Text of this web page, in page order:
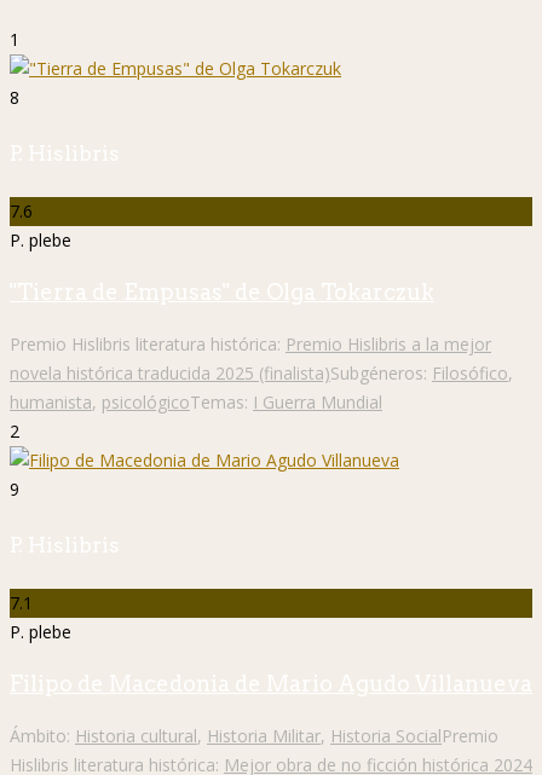
1
8
P. Hislibris
7.6
P. plebe
"Tierra de Empusas" de Olga Tokarczuk
Premio Hislibris literatura histórica: Premio Hislibris a la mejor
novela histórica traducida 2025 (finalista)Subgéneros: Filosófico,
humanista, psicológicoTemas: I Guerra Mundial
2
9
P. Hislibris
7.1
P. plebe
Filipo de Macedonia de Mario Agudo Villanueva
Ámbito: Historia cultural, Historia Militar, Historia SocialPremio
Hislibris literatura histórica: Mejor obra de no ficción histórica 2024